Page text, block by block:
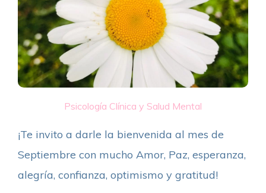
Psicología Clínica y Salud Mental
¡Te invito a darle la bienvenida al mes de
Septiembre con mucho Amor, Paz, esperanza,
alegría, confianza, optimismo y gratitud!